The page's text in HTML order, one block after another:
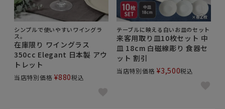
シンプルで使いやすいワイングラ
ス。
在庫限り ワイングラス
350cc Elegant 日本製 アウ
トレット
当店特別価格 ¥880税込
テーブルに映える白いお皿のセット
来客用取り皿10枚セット 中
皿 18cm 白磁線彫り 食器セ
ット 割引
当店特別価格 ¥3,500税込